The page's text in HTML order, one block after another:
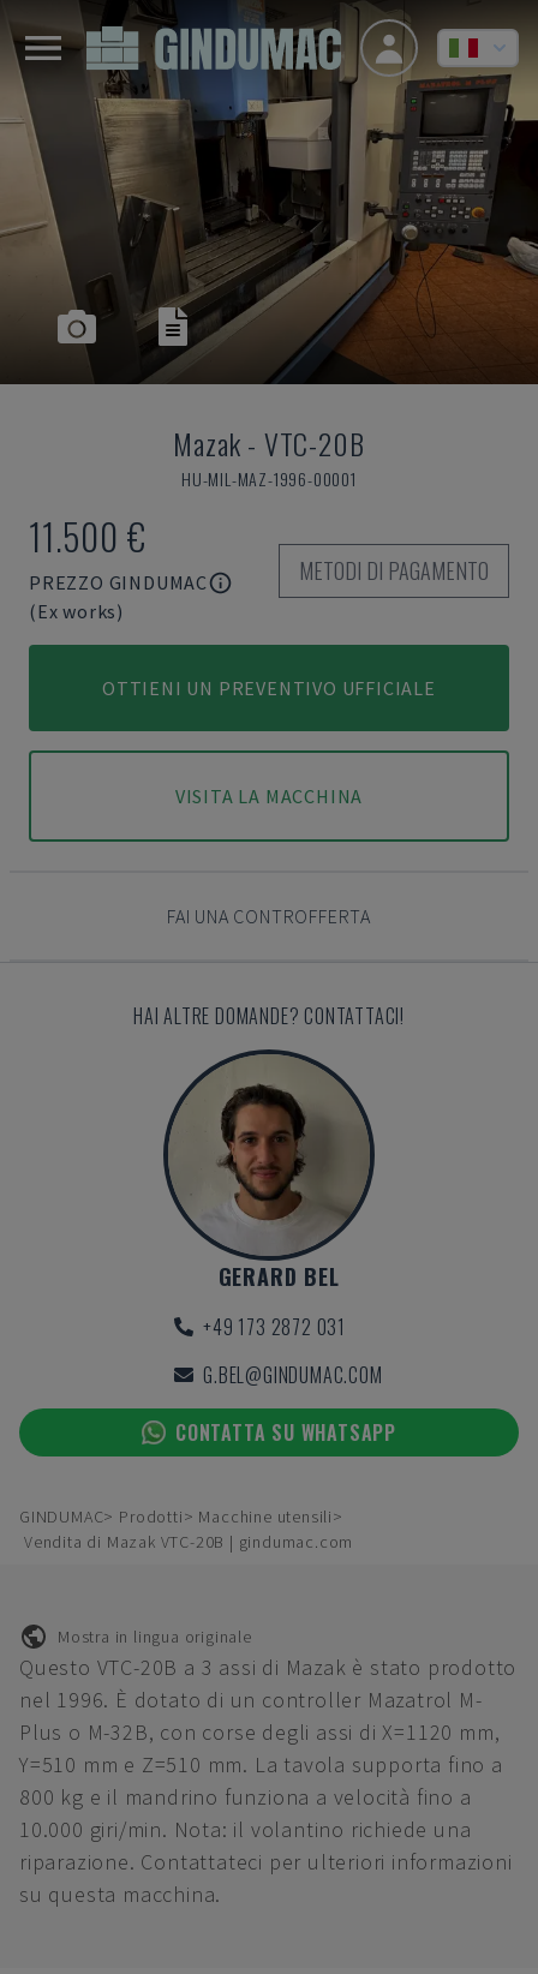
Mazak- VTC-20B
HU-MIL-MAZ-1996-00001
11.500 €
PREZZO GINDUMAC
(Ex works)
METODI DI PAGAMENTO
OTTIENI UN PREVENTIVO UFFICIALE
VISITA LA MACCHINA
FAI UNA CONTROFFERTA
HAI ALTRE DOMANDE? CONTATTACI!
GERARD BEL
+49 173 2872 031
G.BEL@GINDUMAC.COM
CONTATTA SU WHATSAPP
GINDUMAC Prodotti
Macchine utensili
Vendita di Mazak VTC-20B | gindumac.com
Mostra in lingua originale
Questo VTC-20B a 3 assi di Mazak è stato prodotto
nel 1996. È dotato di un controller Mazatrol M-
Plus o M-32B, con corse degli assi di X=1120 mm,
Y=510 mm e Z=510 mm. La tavola supporta fino a
800 kg e il mandrino funziona a velocità fino a
10.000 giri/min. Nota: il volantino richiede una
riparazione. Contattateci per ulteriori informazioni
su questa macchina.